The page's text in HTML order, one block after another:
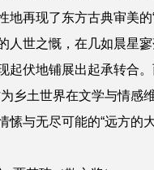
地再现了东方古典审美
人世之慨，在几如晨星
起伏地铺展出起承转合
乡土世界在文学与情感
愫与无尽可能的“远方的